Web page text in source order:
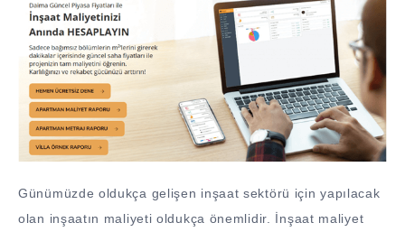
Günümüzde oldukça gelişen inşaat sektörü için yapılacak
olan inşaatın maliyeti oldukça önemlidir. İnşaat maliyet